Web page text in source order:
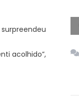
acolhido”,